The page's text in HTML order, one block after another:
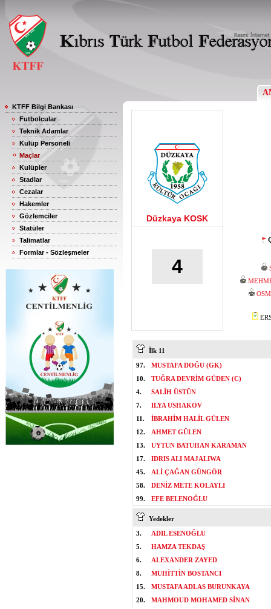
KTFF Bilgi Bankası
Futbolcular
Teknik Adamlar
Kulüp Personeli
Maçlar
Kulüpler
Stadlar
Cezalar
Hakemler
Gözlemciler
Statüler
Talimatlar
Formlar - Sözleşmeler
Düzkaya KOSK
4
İlk 11
97.
MUSTAFA DOĞU (GK)
10.
TUĞRA DEVRİM GÜDEN (C)
4.
SALİH ÜSTÜN
7.
ILYA USHAKOV
11.
İBRAHİM HALİL GÜLEN
12.
AHMET GÜLEN
13.
UYTUN BATUHAN KARAMAN
17.
IDRIS ALI MAJALIWA
45.
ALİ ÇAĞAN GÜNGÖR
58.
DENİZ METE KOLAYLI
99.
EFE BELENOĞLU
Yedekler
3.
ADIL ESENOĞLU
5.
HAMZA TEKDAŞ
6.
ALEXANDER ZAYED
8.
MUHİTTİN BOSTANCI
15.
MUSTAFA ADLAS BURUNKAYA
20.
MAHMOUD MOHAMED SİNAN